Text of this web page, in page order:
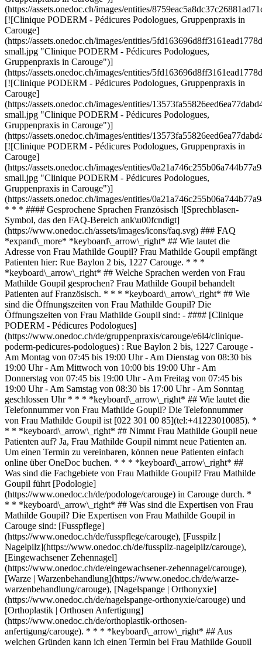
(https://assets.onedoc.ch/images/entities/
[![Clinique PODERM - Pédicures Podologues, Gruppenpraxis in
Carouge]
(https://assets.onedoc.ch/images/entities/
small.jpg "Clinique PODERM - Pédicures Podologues,
Gruppenpraxis in Carouge")]
(https://assets.onedoc.ch/images/entities/
[![Clinique PODERM - Pédicures Podologues, Gruppenpraxis in
Carouge]
(https://assets.onedoc.ch/images/entities/
small.jpg "Clinique PODERM - Pédicures Podologues,
Gruppenpraxis in Carouge")]
(https://assets.onedoc.ch/images/entities/
[![Clinique PODERM - Pédicures Podologues, Gruppenpraxis in
Carouge]
(https://assets.onedoc.ch/images/entities/
small.jpg "Clinique PODERM - Pédicures Podologues,
Gruppenpraxis in Carouge")]
(https://assets.onedoc.ch/images/entities/
* * * #### Gesprochene Sprachen Französisch ![Sprechblasen-
Symbol, das den FAQ-Bereich ank\u00fcndigt]
(https://www.onedoc.ch/assets/images/icons/faq.svg) ### FAQ
*expand\_more* *keyboard\_arrow\_right* ## Wie lautet die
Adresse von Frau Mathilde Goupil? Frau Mathilde Goupil empfängt
Patienten hier: Rue Baylon 2 bis, 1227 Carouge. * * *
*keyboard\_arrow\_right* ## Welche Sprachen werden von Frau
Mathilde Goupil gesprochen? Frau Mathilde Goupil behandelt
Patienten auf Französisch. * * * *keyboard\_arrow\_right* ## Wie
sind die Öffnungszeiten von Frau Mathilde Goupil? Die
Öffnungszeiten von Frau Mathilde Goupil sind: - #### [Clinique
PODERM - Pédicures Podologues]
(https://www.onedoc.ch/de/gruppenpraxis/carouge/e6l4/clinique-
poderm-pedicures-podologues) : Rue Baylon 2 bis, 1227 Carouge -
Am Montag von 07:45 bis 19:00 Uhr - Am Dienstag von 08:30 bis
19:00 Uhr - Am Mittwoch von 10:00 bis 19:00 Uhr - Am
Donnerstag von 07:45 bis 19:00 Uhr - Am Freitag von 07:45 bis
19:00 Uhr - Am Samstag von 08:30 bis 17:00 Uhr - Am Sonntag
geschlossen Uhr * * * *keyboard\_arrow\_right* ## Wie lautet die
Telefonnummer von Frau Mathilde Goupil? Die Telefonnummer
von Frau Mathilde Goupil ist [022 301 00 85](tel:+41223010085). *
* * *keyboard\_arrow\_right* ## Nimmt Frau Mathilde Goupil neue
Patienten auf? Ja, Frau Mathilde Goupil nimmt neue Patienten an.
Um einen Termin zu vereinbaren, können neue Patienten einfach
online über OneDoc buchen. * * * *keyboard\_arrow\_right* ##
Was sind die Fachgebiete von Frau Mathilde Goupil? Frau Mathilde
Goupil führt [Podologie]
(https://www.onedoc.ch/de/podologe/carouge) in Carouge durch. *
* * *keyboard\_arrow\_right* ## Was sind die Expertisen von Frau
Mathilde Goupil? Die Expertisen von Frau Mathilde Goupil in
Carouge sind: [Fusspflege]
(https://www.onedoc.ch/de/fusspflege/carouge), [Fusspilz |
Nagelpilz](https://www.onedoc.ch/de/fusspilz-nagelpilz/carouge),
[Eingewachsener Zehennagel]
(https://www.onedoc.ch/de/eingewachsener-zehennagel/carouge),
[Warze | Warzenbehandlung](https://www.onedoc.ch/de/warze-
warzenbehandlung/carouge), [Nagelspange | Orthonyxie]
(https://www.onedoc.ch/de/nagelspange-orthonyxie/carouge) und
[Orthoplastik | Orthosen Anfertigung]
(https://www.onedoc.ch/de/orthoplastik-orthosen-
anfertigung/carouge). * * * *keyboard\_arrow\_right* ## Aus
welchen Gründen kann ich einen Termin bei Frau Mathilde Goupil